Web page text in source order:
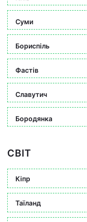
Суми
Бориспіль
Фастів
Славутич
Бородянка
СВІТ
Кіпр
Таїланд